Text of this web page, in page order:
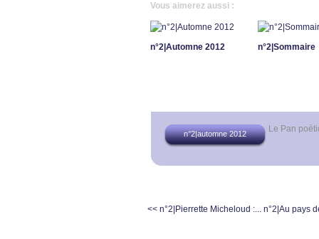
Vous aimerez aussi :
n°2|Automne 2012 n°2|Sommaire
Le Pan
n°2|automne 2012
<< n°2|Pierrette Micheloud :... n°2|Au pays